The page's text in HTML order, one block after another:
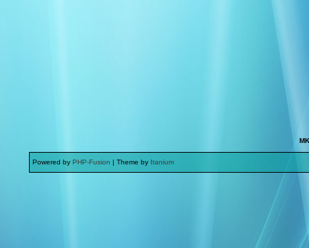
Powered by PHP-Fusion | Theme by Itanium